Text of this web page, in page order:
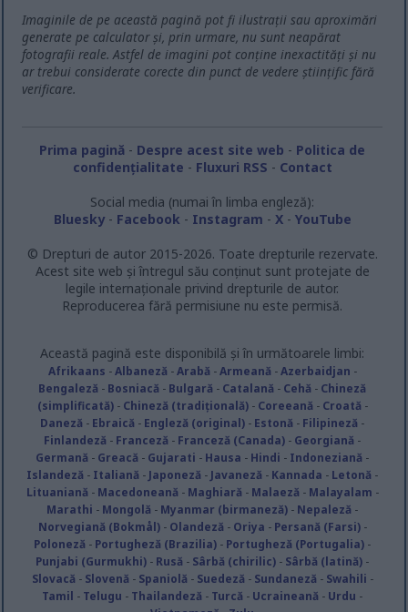
Imaginile de pe această pagină pot fi ilustrații sau aproximări
generate pe calculator și, prin urmare, nu sunt neapărat
fotografii reale. Astfel de imagini pot conține inexactități și nu
ar trebui considerate corecte din punct de vedere științific fără
verificare.
Prima pagină - Despre acest site web - Politica de
confidențialitate - Fluxuri RSS - Contact
Social media (numai în limba engleză):
Bluesky- Facebook - Instagram - X- YouTube
© Drepturi de autor 2015-2026. Toate drepturile rezervate.
Acest site web și întregul său conținut sunt protejate de
legile internaționale privind drepturile de autor.
Reproducerea fără permisiune nu este permisă.
Această pagină este disponibilă și în următoarele limbi:
Afrikaans -Albaneză -Arabă -Armeană -Azerbaidjan -
Bengaleză - Bosniacă - Bulgară - Catalană - Cehă - Chineză
(simplificată)- Chineză (tradițională)- Coreeană - Croată -
Daneză - Ebraică - Engleză (original) - Estonă - Filipineză -
Finlandeză - Franceză - Franceză (Canada) - Georgiană -
Germană - Greacă - Gujarati - Hausa - Hindi - Indoneziană -
Islandeză - Italiană - Japoneză - Javaneză - Kannada - Letonă -
Lituaniană - Macedoneană - Maghiară - Malaeză - Malayalam -
Marathi - Mongolă - Myanmar (birmaneză) - Nepaleză -
Norvegiană (Bokmål)- Olandeză - Oriya - Persană (Farsi)-
Poloneză - Portugheză (Brazilia) - Portugheză (Portugalia) -
Punjabi (Gurmukhi) - Rusă - Sârbă (chirilic) - Sârbă (latină) -
Slovacă - Slovenă - Spaniolă - Suedeză - Sundaneză - Swahili -
Tamil - Telugu - Thailandeză - Turcă - Ucraineană - Urdu -